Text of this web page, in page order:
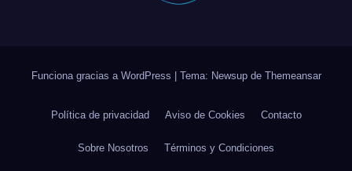
Funciona gracias a WordPress | Tema: Newsup de Themeansar
Política de privacidad Aviso de Cookies Contacto
Sobre Nosotros Términos y Condiciones